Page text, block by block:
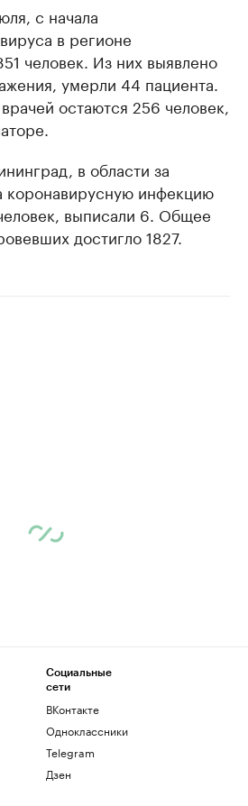
с начала
в регионе
человек. Из них выявлено
умерли 44 пациента.
остаются 256 человек,
в области за
коронавирусную инфекцию
выписали 6. Общее
достигло 1827.
Социальные
сети
ВКонтакте
Одноклассники
Telegram
Дзен